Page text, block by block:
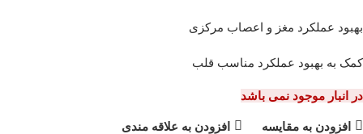
بهبود عملکرد مغز و اعصاب مرکزی
کمک به بهبود عملکرد مناسب قلب
در انبار موجود نمی باشد
افزودن به مقایسه افزودن به علاقه مندی